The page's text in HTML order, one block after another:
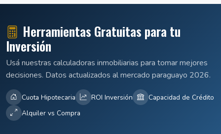
Herramientas Gratuitas para tu
Inversión
Usá nuestras calculadoras inmobiliarias para tomar mejores
decisiones. Datos actualizados al mercado paraguayo 2026.
Cuota Hipotecaria ROI Inversión
Capacidad de Crédito
Alquiler vs Compra